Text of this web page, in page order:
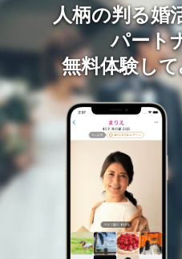
人柄の判る婚
パート
無料体験し